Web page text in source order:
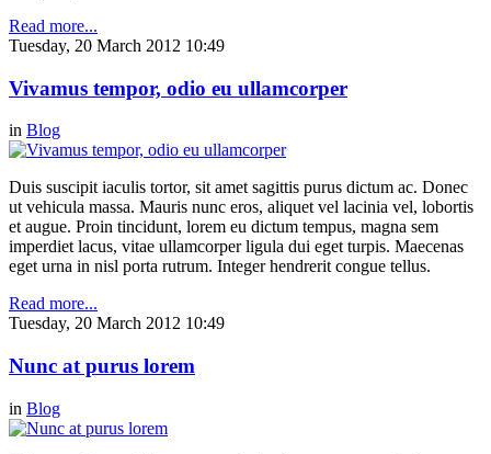
Read more...
Tuesday, 20 March 2012 10:49
Vivamus tempor, odio eu ullamcorper
in Blog
Duis suscipit iaculis tortor, sit amet sagittis purus dictum ac. Donec
ut vehicula massa. Mauris nunc eros, aliquet vel lacinia vel, lobortis
et augue. Proin tincidunt, lorem eu dictum tempus, magna sem
imperdiet lacus, vitae ullamcorper ligula dui eget turpis. Maecenas
eget urna in nisl porta rutrum. Integer hendrerit congue tellus.
Read more...
Tuesday, 20 March 2012 10:49
Nunc at purus lorem
in Blog